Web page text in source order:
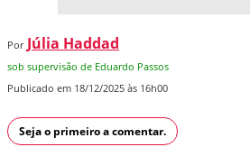
Por Júlia Haddad
sob supervisão de Eduardo Passos
Publicado em 18/12/2025 às 16h00
Seja o primeiro a comentar.